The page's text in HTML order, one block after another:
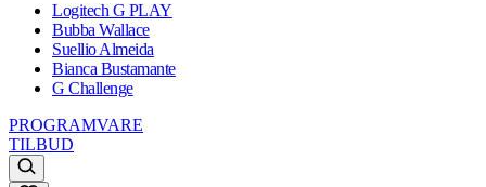
Logitech G PLAY
Bubba Wallace
Suellio Almeida
Bianca Bustamante
G Challenge
PROGRAMVARE
TILBUD